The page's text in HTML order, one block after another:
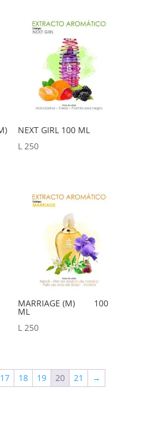
NEXT GIRL 100 ML
L 250
MARRIAGE (M) 100
ML
L 250
17 18 19 20 21 →